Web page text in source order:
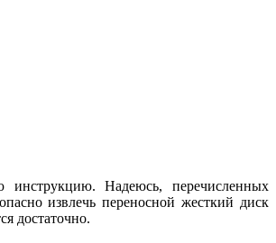
инструкцию. Надеюсь, перечисленных
извлечь переносной жесткий диск
достаточно.